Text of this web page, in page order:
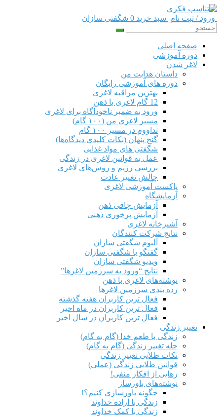
ورود / ثبت نام سبد خرید 0 شگفتی سازان
صفحه اصلی
دوره‌ آموزشی
لاغر شدن
داستان هدایت من
دوره های آموزشی رایگان
بهترین مراقبه لاغری
12 گام لاغری با ذهن
ورود به ضمیر ناخودآگاه برای لاغری
مسیر لاغری من (۱۰۰ گام)
تداووم در مسیر ۱۰۰ گام
گنج پنهان (نکات کلیدی دیدگاه‌ها)
شگفتی های مواد غذایی
عمل به قوانین لاغری در زندگی
بررسی رژیم‌ و روش‌های لاغری
چالش تغییر عادت
پاکست آموزشی لاغری
آزمایشگاه
آزمایش چاقی ذهن
آزمایش پرخوری ذهنی
آشپزخانه لاغری
نتایج شرکت کنندگان
آلبوم شگفتی سازان
گفتگو با شگفتی سازان
ویدیو شگفتی سازان
نتایج “ورود به سرزمین لاغرها”
نوشته‌های لاغری با ذهن
رده بندی سرزمین لاغرها
فعال ترین کاربران هفته گذشته
فعال ترین کاربران در ماه اخیر
فعال ترین کاربران در سال اخیر
تغییر زندگی
زندگی با طعم خدا (گام به گام)
چله تغییر زندگی (گام به گام)
نکات طلایی تغییر زندگی
قوانین طلایی زندگی (عملی)
رهایی از افکار منفی!
نوشته‌های باورساز
چگونه باورسازی کنیم؟!
زندگی با اراده خداوند
زندگی با کمک خداوند